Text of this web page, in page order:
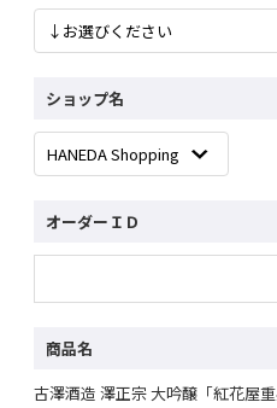
ショップ名
オーダーＩＤ
商品名
古澤酒造 澤正宗 大吟醸「紅花屋